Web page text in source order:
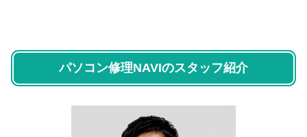
パソコン修理NAVIのスタッフ紹介